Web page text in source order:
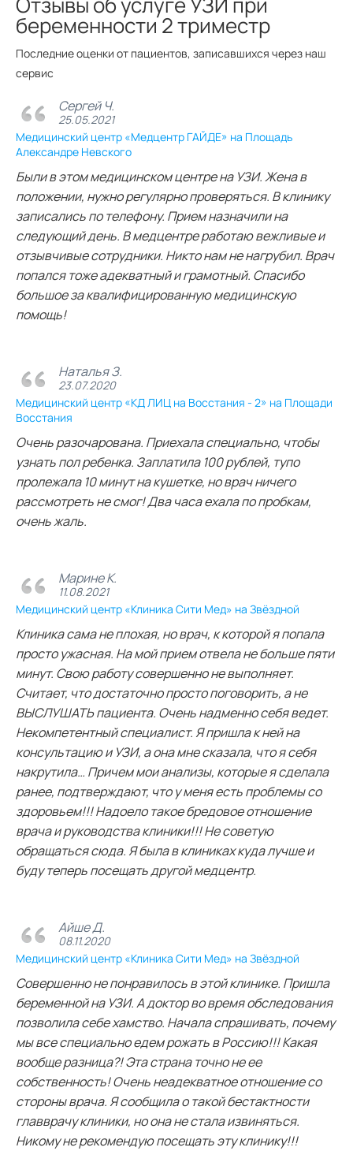
беременности 2 триместр
Последние оценки от пациентов, записавшихся через наш
сервис
Сергей Ч.
25.05.2021
Медицинский центр «Медцентр ГАЙДЕ» на Площадь
Александре Невского
Были в этом медицинском центре на УЗИ. Жена в
положении, нужно регулярно проверяться. В клинику
записались по телефону. Прием назначили на
следующий день. В медцентре работаю вежливые и
отзывчивые сотрудники. Никто нам не нагрубил. Врач
попался тоже адекватный и грамотный. Спасибо
большое за квалифицированную медицинскую
помощь!
Наталья З.
23.07.2020
Медицинский центр «КД ЛИЦ на Восстания - 2» на Площади
Восстания
Очень разочарована. Приехала специально, чтобы
узнать пол ребенка. Заплатила 100 рублей, тупо
пролежала 10 минут на кушетке, но врач ничего
рассмотреть не смог! Два часа ехала по пробкам,
очень жаль.
Марине К.
11.08.2021
Медицинский центр «Клиника Сити Мед» на Звёздной
Клиника сама не плохая, но врач, к которой я попала
просто ужасная. На мой прием отвела не больше пяти
минут. Свою работу совершенно не выполняет.
Считает, что достаточно просто поговорить, а не
ВЫСЛУШАТЬ пациента. Очень надменно себя ведет.
Некомпетентный специалист. Я пришла к ней на
консультацию и УЗИ, а она мне сказала, что я себя
накрутила… Причем мои анализы, которые я сделала
ранее, подтверждают, что у меня есть проблемы со
здоровьем!!! Надоело такое бредовое отношение
врача и руководства клиники!!! Не советую
обращаться сюда. Я была в клиниках куда лучше и
буду теперь посещать другой медцентр.
Айше Д.
08.11.2020
Медицинский центр «Клиника Сити Мед» на Звёздной
Совершенно не понравилось в этой клинике. Пришла
беременной на УЗИ. А доктор во время обследования
позволила себе хамство. Начала спрашивать, почему
мы все специально едем рожать в Россию!!! Какая
вообще разница?! Эта страна точно не ее
собственность! Очень неадекватное отношение со
стороны врача. Я сообщила о такой бестактности
главврачу клиники, но она не стала извиняться.
Никому не рекомендую посещать эту клинику!!!